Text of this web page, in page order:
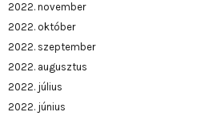
2022. november
2022. október
2022. szeptember
2022. augusztus
2022. július
2022. június